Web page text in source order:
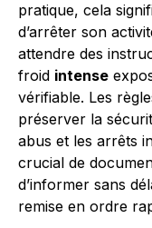
pratique, cela
d’arrêter son
attendre des
froid intense
vérifiable. Les
préserver la
abus et les arrêts
crucial de
d’informer sans
remise en ordre